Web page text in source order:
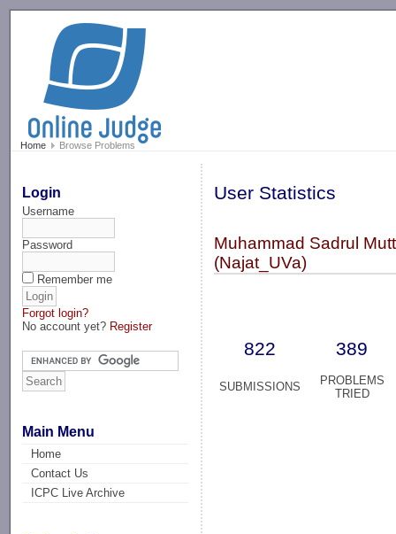
Home Browse Problems
Login
Username
Password
Remember me
Forgot login?
No account yet? Register
Main Menu
Home
Contact Us
ICPC Live Archive
User Statistics
Muhammad Sadrul
(Najat_UVa)
822 389
SUBMISSIONS
PROBLEMS
TRIED